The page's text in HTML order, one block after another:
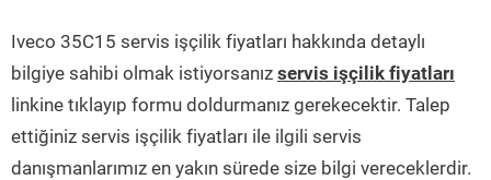
Iveco 35C15 servis işçilik fiyatları hakkında detaylı
bilgiye sahibi olmak istiyorsanız servis işçilik fiyatları
linkine tıklayıp formu doldurmanız gerekecektir. Talep
ettiğiniz servis işçilik fiyatları ile ilgili servis
danışmanlarımız en yakın sürede size bilgi vereceklerdir.